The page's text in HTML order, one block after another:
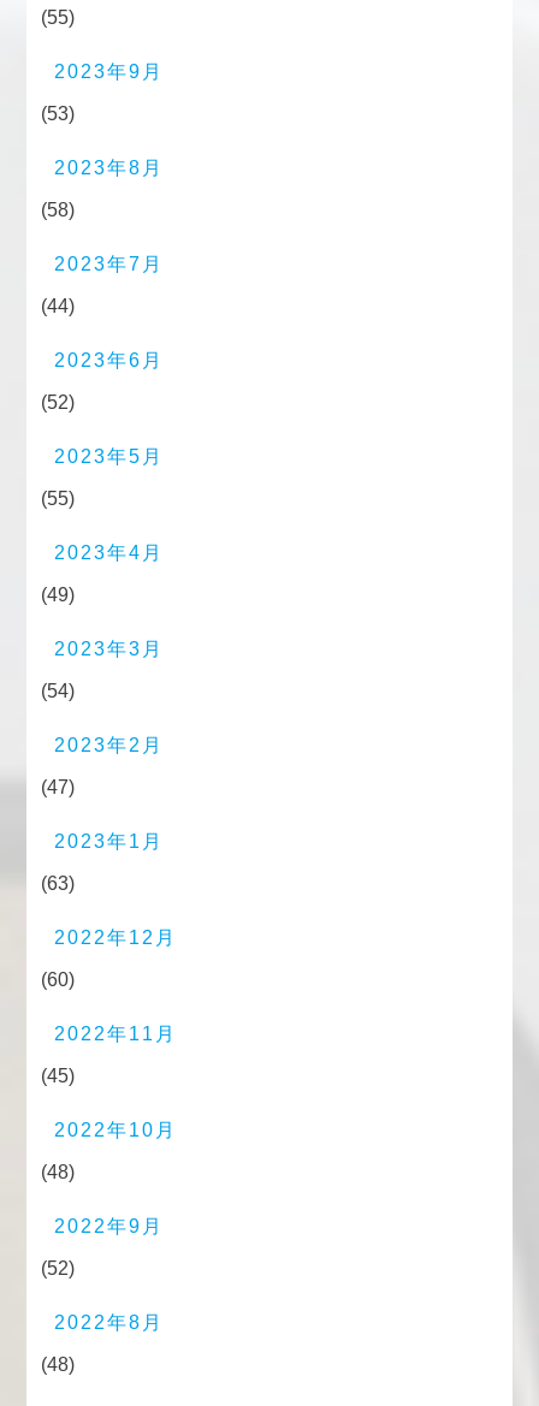
(55)
2023年9月
(53)
2023年8月
(58)
2023年7月
(44)
2023年6月
(52)
2023年5月
(55)
2023年4月
(49)
2023年3月
(54)
2023年2月
(47)
2023年1月
(63)
2022年12月
(60)
2022年11月
(45)
2022年10月
(48)
2022年9月
(52)
2022年8月
(48)